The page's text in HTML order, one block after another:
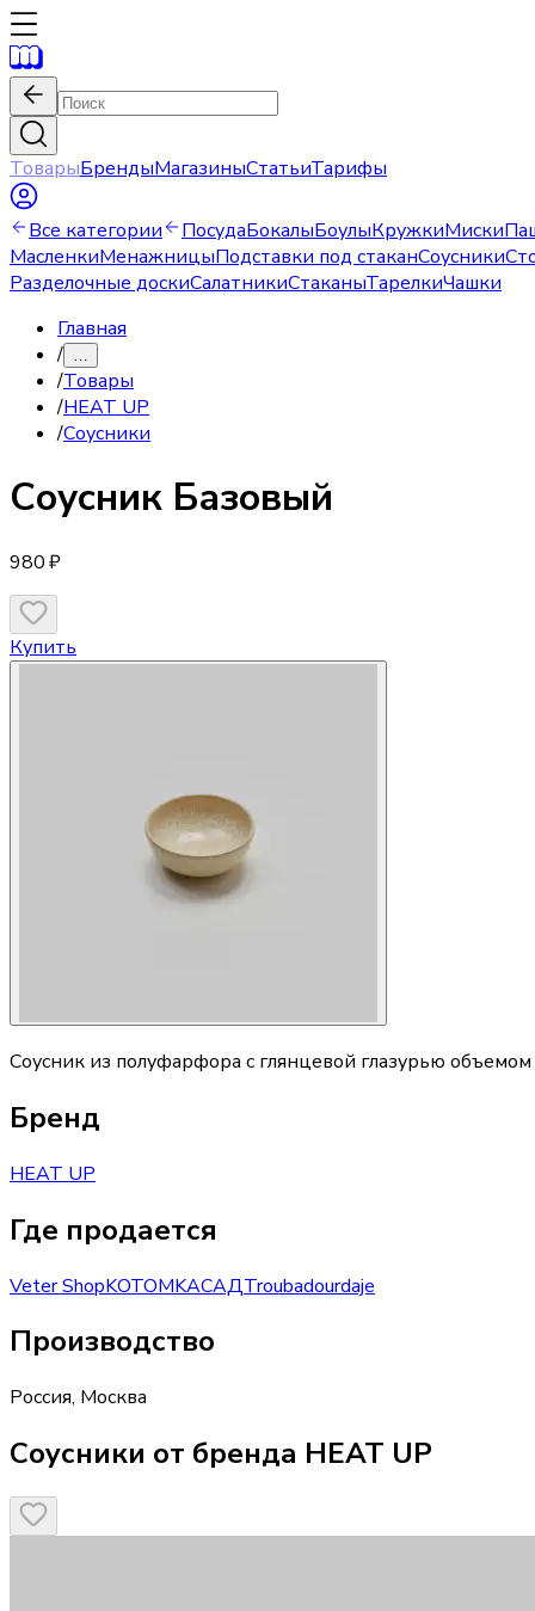
ТоварыБрендыМагазиныСтатьиТарифы
Все категории ПосудаБокалыБоулыКружкиМиски
МасленкиМенажницыПодставки под стаканСоусники
Разделочные доскиСалатникиСтаканыТарелкиЧашки
Главная
/ …
/Товары
/HEAT UP
/Соусники
Соусник Базовый
980 ₽
Купить
Соусник из полуфарфора с глянцевой глазурью
Бренд
HEAT UP
Где продается
Veter ShopKOTOMKAСАДTroubadourdaje
Производство
Россия, Москва
Соусники от бренда HEAT UP